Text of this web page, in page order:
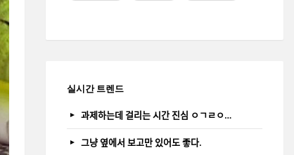
실시간 트렌드
과제하는데 걸리는 시간 진심 ㅇㄱㄹㅇ…
그냥 옆에서 보고만 있어도 좋다.